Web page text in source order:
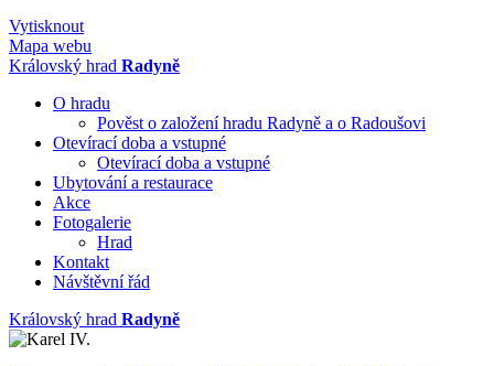
Vytisknout
Mapa webu
Královský hrad Radyně
O hradu
Pověst o založení hradu Radyně a o Radoušovi
Otevírací doba a vstupné
Otevírací doba a vstupné
Ubytování a restaurace
Akce
Fotogalerie
Hrad
Kontakt
Návštěvní řád
Královský hrad Radyně